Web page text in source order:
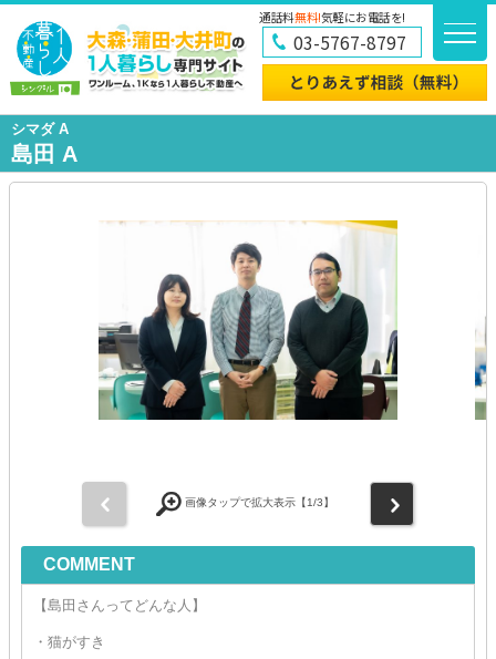
通話料無料!気軽にお電話を!
03-5767-8797
シマダ A
島田 A
画像タップで拡大表示【1/3】
COMMENT
【島田さんってどんな人】
・猫がすき